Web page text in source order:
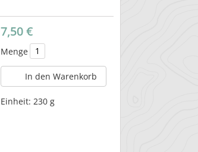
7,50 €
Menge
In den Warenkorb
Einheit: 230 g